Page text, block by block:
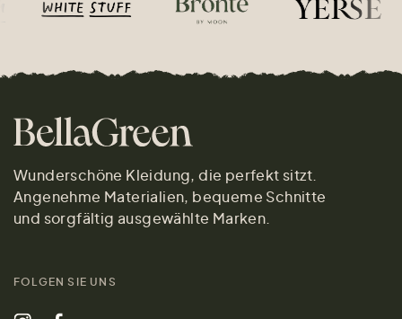
Wunderschöne Kleidung, die perfekt sitzt.
Angenehme Materialien, bequeme Schnitte
und sorgfältig ausgewählte Marken.
FOLGEN SIE UNS